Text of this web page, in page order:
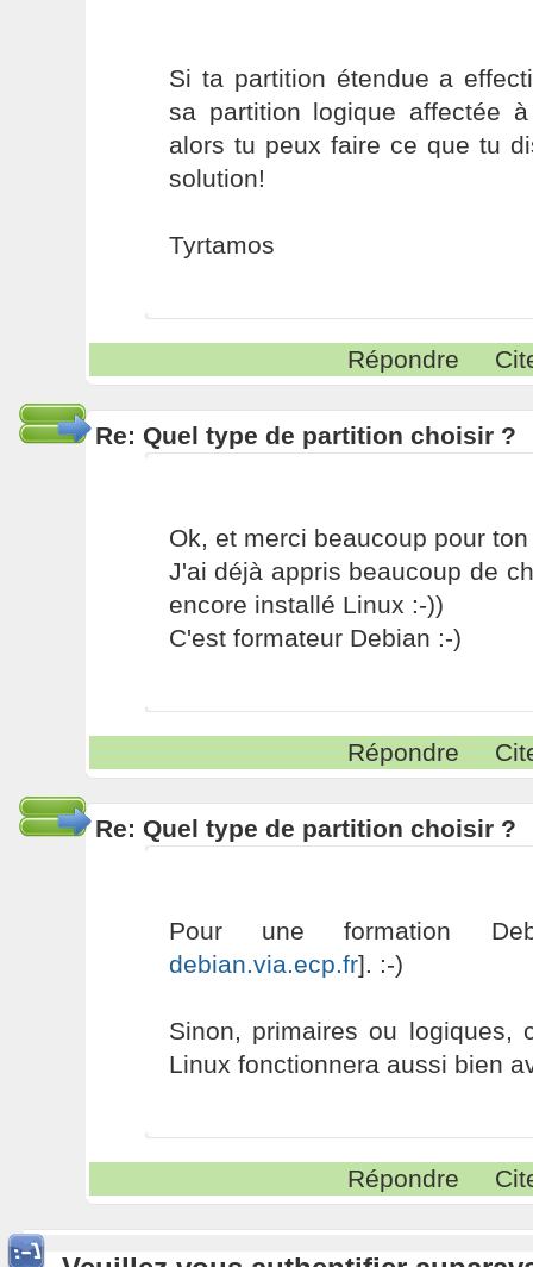
Si ta partition étendue a
sa partition logique affectée
alors tu peux faire ce que tu
solution!
Tyrtamos
Répondre
Re: Quel type de partition choisir ?
Ok, et merci beaucoup pour
J'ai déjà appris beaucoup de
encore installé Linux :-))
C'est formateur Debian :-)
Répondre
Re: Quel type de partition choisir ?
Pour une formation
debian.via.ecp.fr]. :-)
Sinon, primaires ou logiques,
Linux fonctionnera aussi bien
Répondre